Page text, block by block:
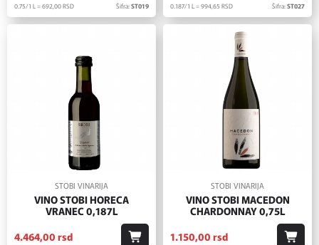
0.75/1 L = 692,00RSD Šifra:ST019 0.187/1 L = 994,65 RSD Šifra:ST027
STOBI VINARIJA
VINO STOBI HORECA
VRANEC 0,187L
4.464,00 rsd
STOBI VINARIJA
VINO STOBI MACEDON
CHARDONNAY 0,75L
1.150,00 rsd